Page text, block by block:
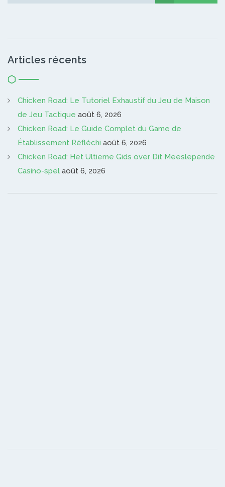
Articles récents
Chicken Road: Le Tutoriel Exhaustif du Jeu de Maison
de Jeu Tactique août 6, 2026
Chicken Road: Le Guide Complet du Game de
Établissement Réfléchi août 6, 2026
Chicken Road: Het Ultieme Gids over Dit Meeslepende
Casino-spel août 6, 2026